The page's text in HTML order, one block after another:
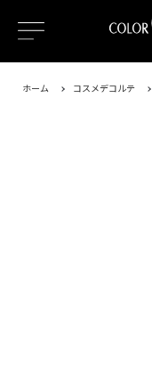
ホーム コスメデコルテ